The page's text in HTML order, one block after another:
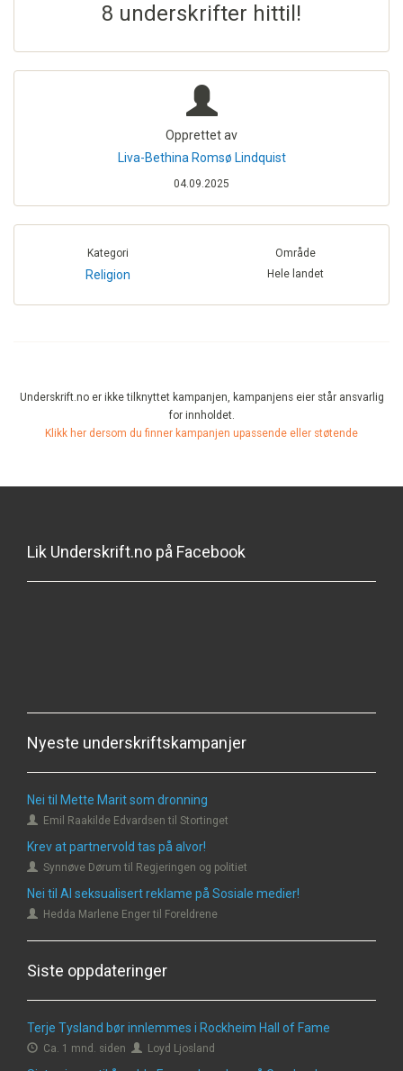
8 underskrifter hittil!
Opprettet av
Liva-Bethina Romsø Lindquist
04.09.2025
Kategori
Religion
Område
Hele landet
Underskrift.no er ikke tilknyttet kampanjen, kampanjens eier står ansvarlig
for innholdet.
Klikk her dersom du finner kampanjen upassende eller støtende
Lik Underskrift.no på Facebook
Nyeste underskriftskampanjer
Nei til Mette Marit som dronning
Emil Raakilde Edvardsen til Stortinget
Krev at partnervold tas på alvor!
Synnøve Dørum til Regjeringen og politiet
Nei til AI seksualisert reklame på Sosiale medier!
Hedda Marlene Enger til Foreldrene
Siste oppdateringer
Terje Tysland bør innlemmes i Rockheim Hall of Fame
Ca. 1 mnd. siden Loyd Ljosland